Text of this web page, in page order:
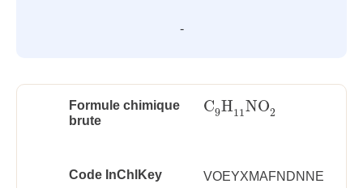
-
Formule chimique
brute
C9H11NO2
C9H11NO2
Code InChlKey
VOEYXMAFNDNNE